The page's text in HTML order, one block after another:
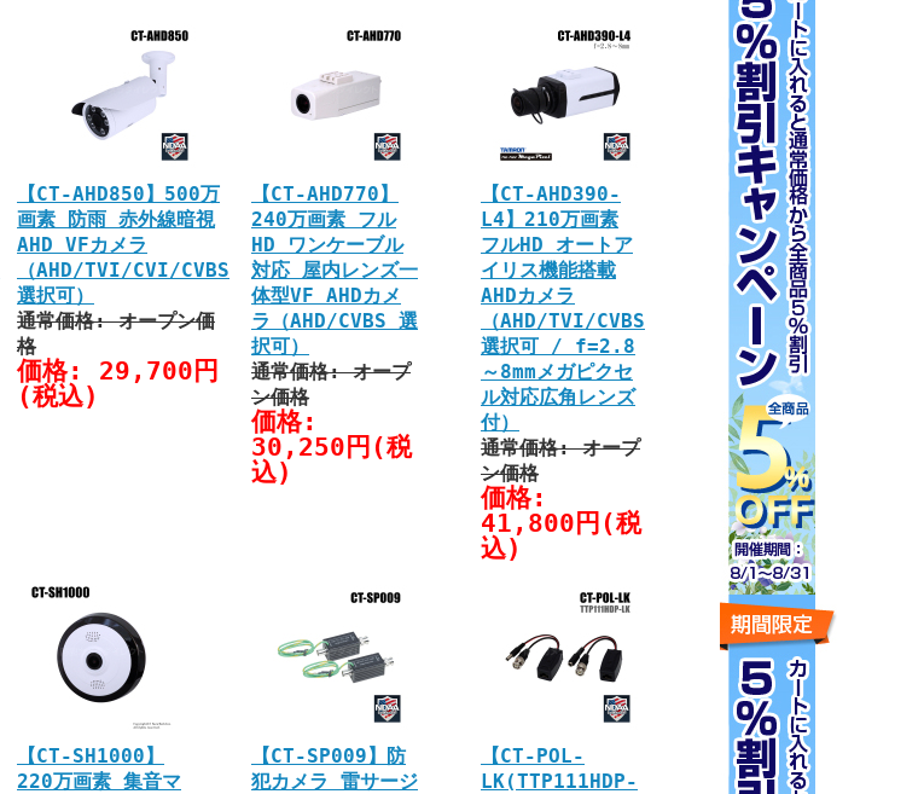
【CT-AHD850】500万
画素 防雨 赤外線暗視
AHD VFカメラ
（AHD/TVI/CVI/CVBS
選択可）
通常価格: オープン価
格
価格: 29,700円
(税込)
【CT-AHD770】
240万画素 フル
HD ワンケーブル
対応 屋内レンズ一
体型VF AHDカメ
ラ（AHD/CVBS 選
択可）
通常価格: オープ
ン価格
価格:
30,250円(税
込)
【CT-AHD390-
L4】210万画素
フルHD オートア
イリス機能搭載
AHDカメラ
（AHD/TVI/CVBS
選択可 / f=2.8
～8mmメガピクセ
ル対応広角レンズ
付）
通常価格: オープ
ン価格
価格:
41,800円(税
込)
【CT-SH1000】
220万画素 集音マ
【CT-SP009】防
犯カメラ 雷サージ
【CT-POL-
LK(TTP111HDP-